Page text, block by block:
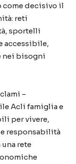
come decisivo il
reti
sportelli
accessibile,
nei bisogni
–
Acli famiglia e
per vivere,
responsabilità
rete